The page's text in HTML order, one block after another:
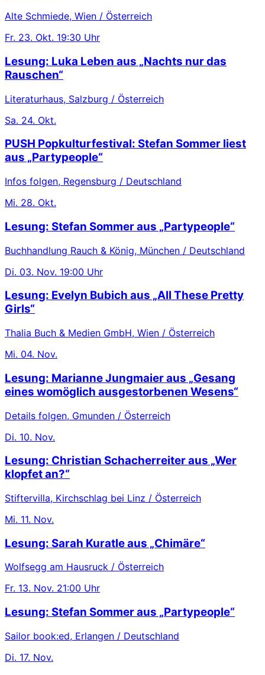
Alte Schmiede, Wien / Österreich
Fr. 23. Okt. 19:30 Uhr
Lesung: Luka Leben aus „Nachts nur das
Rauschen“
Literaturhaus, Salzburg / Österreich
Sa. 24. Okt.
PUSH Popkulturfestival: Stefan Sommer liest
aus „Partypeople“
Infos folgen, Regensburg / Deutschland
Mi. 28. Okt.
Lesung: Stefan Sommer aus „Partypeople“
Buchhandlung Rauch & König, München / Deutschland
Di. 03. Nov. 19:00 Uhr
Lesung: Evelyn Bubich aus „All These Pretty
Girls“
Thalia Buch & Medien GmbH, Wien / Österreich
Mi. 04. Nov.
Lesung: Marianne Jungmaier aus „Gesang
eines womöglich ausgestorbenen Wesens“
Details folgen, Gmunden / Österreich
Di. 10. Nov.
Lesung: Christian Schacherreiter aus „Wer
klopfet an?“
Stiftervilla, Kirchschlag bei Linz / Österreich
Mi. 11. Nov.
Lesung: Sarah Kuratle aus „Chimäre“
Wolfsegg am Hausruck / Österreich
Fr. 13. Nov. 21:00 Uhr
Lesung: Stefan Sommer aus „Partypeople“
Sailor book:ed, Erlangen / Deutschland
Di. 17. Nov.